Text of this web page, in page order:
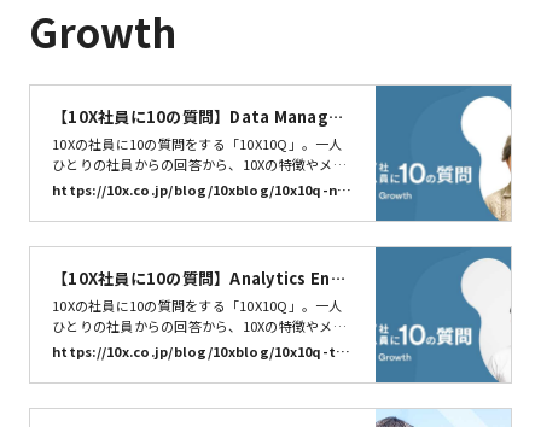
Growth
【10X社員に10の質問】Data Manager
野口友熙 | 株式会社10X
10Xの社員に10の質問をする「10X10Q」。一人
ひとりの社員からの回答から、10Xの特徴やメン
バーの特性を知るきっかけになればうれしいで
す。今回は、Data Manager 野口友熙 さんに10
の質問に答えていただきました。それでは早速い
ってみましょう。10X10Q、スタート！
https://10x.co.jp/blog/10xblog/10x10q-no
【10X社員に10の質問】Analytics Engi
neer 谷口 和輝 | 株式会社10X
10Xの社員に10の質問をする「10X10Q」。一人
ひとりの社員からの回答から、10Xの特徴やメン
バーの特性を知るきっかけになればうれしいで
す。今回は、Analytics Engineer 谷口 和輝（@k
azk1018)さんに10の質問に答えていただきまし
た。それでは早速いってみましょう。10X10Q、
https://10x.co.jp/blog/10xblog/10x10q-tan